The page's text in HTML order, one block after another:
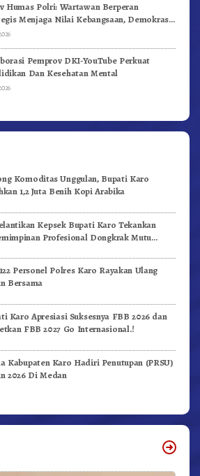
Humas Polri: Wartawan Berperan
Menjaga Nilai Kebangsaan, Demokrasi,
Pemprov DKI-YouTube Perkuat
Dan Kesehatan Mental
Komoditas Unggulan, Bupati Karo
1,2 Juta Benih Kopi Arabika
Kepsek Bupati Karo Tekankan
Profesional Dongkrak Mutu
Personel Polres Karo Rayakan Ulang
Bersama
Karo Apresiasi Suksesnya FBB 2026 dan
FBB 2027 Go Internasional.!
Kabupaten Karo Hadiri Penutupan (PRSU)
2026 Di Medan